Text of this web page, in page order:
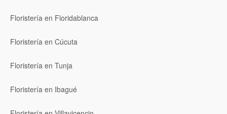
Floristería en Floridablanca
Floristería en Cúcuta
Floristería en Tunja
Floristería en Ibagué